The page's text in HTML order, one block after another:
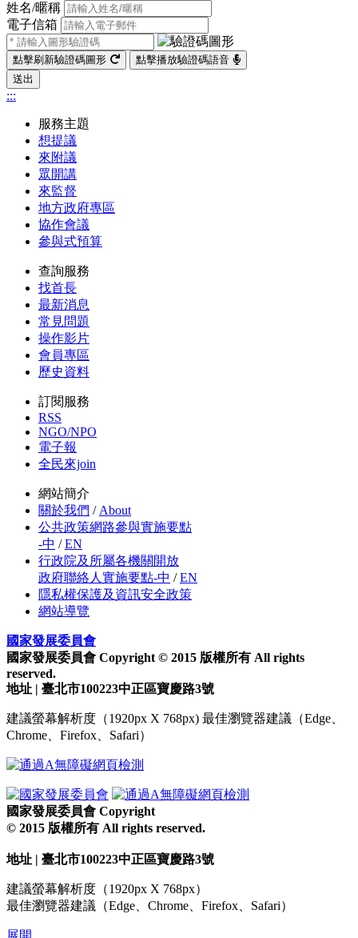
姓名/暱稱
電子信箱
點擊刷新驗證碼圖形
點擊播放驗證碼語音
送出
:::
服務主題
想提議
來附議
眾開講
來監督
地方政府專區
協作會議
參與式預算
查詢服務
找首長
最新消息
常見問題
操作影片
會員專區
歷史資料
訂閱服務
RSS
NGO/NPO
電子報
全民來join
網站簡介
關於我們 / About
公共政策網路參與實施要點
-中 /EN
行政院及所屬各機關開放
政府聯絡人實施要點-中 /EN
隱私權保護及資訊安全政策
網站導覽
國家發展委員會
國家發展委員會 Copyright © 2015 版權所有 All rights
reserved.
地址 | 臺北市100223中正區寶慶路3號
建議螢幕解析度（1920px X 768px) 最佳瀏覽器建議（Edge、
Chrome、Firefox、Safari）
國家發展委員會 Copyright
© 2015 版權所有 All rights reserved.
地址 | 臺北市100223中正區寶慶路3號
建議螢幕解析度（1920px X 768px）
最佳瀏覽器建議（Edge、Chrome、Firefox、Safari）